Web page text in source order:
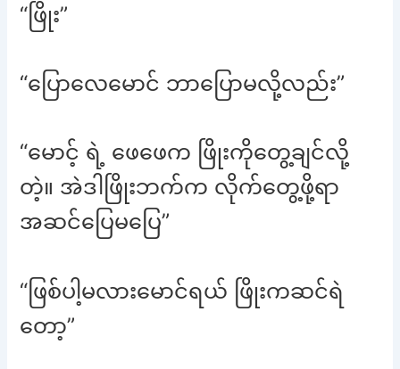
“ဖြိုး”
“ပြောလေမောင် ဘာပြောမလို့လည်း”
“မောင့် ရဲ့ ဖေဖေက ဖြိုးကိုတွေ့ချင်လို့
တဲ့။ အဲဒါဖြိုးဘက်က လိုက်တွေ့ဖို့ရာ
အဆင်ပြေမပြေ”
“ဖြစ်ပါ့မလားမောင်ရယ် ဖြိုးကဆင်ရဲ
တော့”